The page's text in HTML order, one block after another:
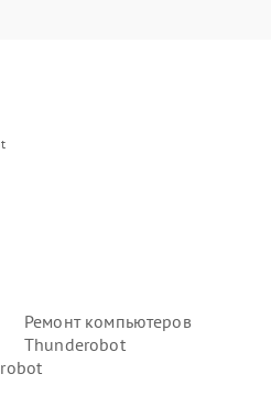
Ремонт компьютеров
Thunderobot